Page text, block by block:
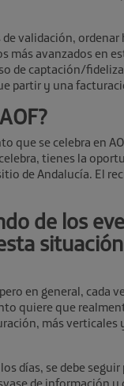
validación,
más avanzados en
de captación/
partir y una
que se celebra en
tienes la
de Andalucía. El
de los
en general, cada
quiere que
más
días, se debe
de información